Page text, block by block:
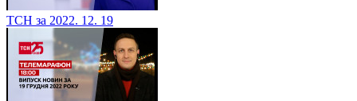
ТСН за 2022. 12. 19